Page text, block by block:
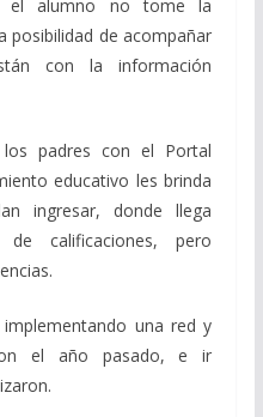
el alumno no tome la
posibilidad de acompañar
con la información
los padres con el Portal
educativo les brinda
ingresar, donde llega
calificaciones, pero
una red y
el año pasado, e ir